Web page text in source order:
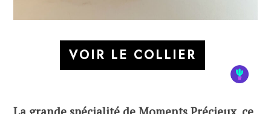
VOIR LE COLLIER